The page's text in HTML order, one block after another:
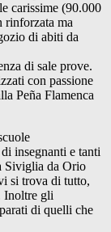
carissime (90.000
rinforzata ma
di abiti da
di sale prove.
con passione
Peña Flamenca
insegnanti e tanti
Siviglia da Orio
si trova di tutto,
Inoltre gli
di quelli che